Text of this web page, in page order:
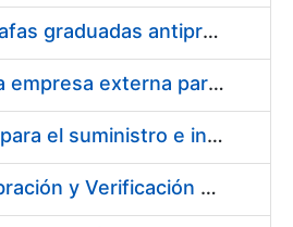
Suministro de gafas graduadas antiproyecciones para los trabajadores de la FNMT-RCM en los centros de trabajo de Madrid y Burgos
Servicios de una empresa externa para el asesoramiento y resolución de los recursos de alzada que se presentan relacionados con procesos de selección para la FNMT-RCM
Acuerdo marco para el suministro e instalación de persianas, estores y otros complementos
Servicio de Calibración y Verificación Externa de los Equipos de Medición del Servicio de Prevención de la FNMT-RCM